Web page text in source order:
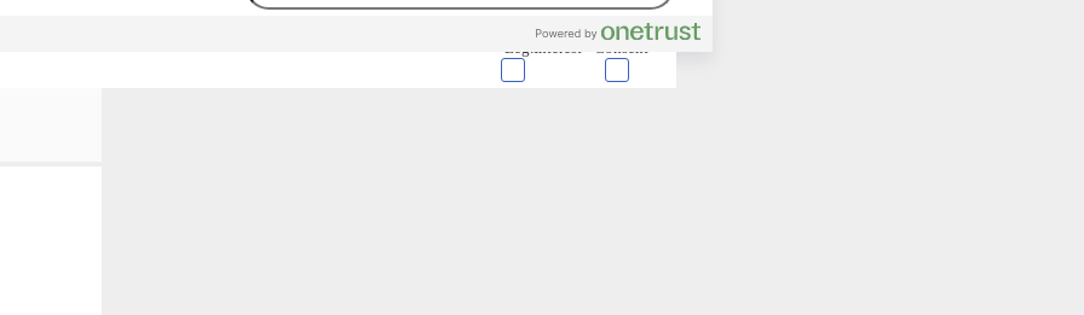
Debido a que respetamos tu derecho a la privacidad, te damos la opción de no permitir ciertos
clic en las diferentes categorías de cookies para obtener más detalles sobre cada una de ellas, y así elegir
Consent
Leg.Interest